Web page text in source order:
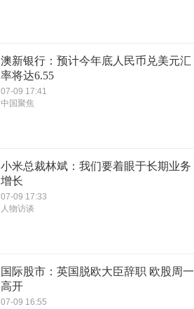
澳新银行：预计今年底人民币兑美元汇
率将达6.55
07-09 17:41
中国聚焦
小米总裁林斌：我们要着眼于长期业务
增长
07-09 17:33
人物访谈
国际股市：英国脱欧大臣辞职 欧股周一
高开
07-09 16:55